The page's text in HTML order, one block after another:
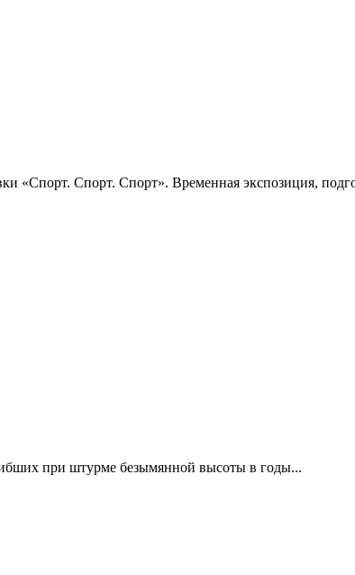
«Спорт. Спорт. Спорт». Временная экспозиция,
при штурме безымянной высоты в годы...